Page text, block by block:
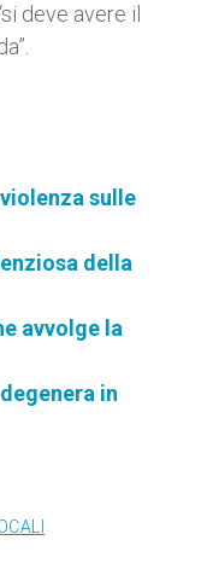
deve avere il
sulle
della
avvolge la
in